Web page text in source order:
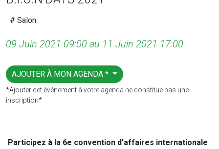
# Salon
09 Juin 2021 09:00 au 11 Juin 2021 17:00
AJOUTER À MON AGENDA *
*Ajouter cet événement à votre agenda ne constitue pas une
inscription*
Participez à la 6e convention d'affaires internationale